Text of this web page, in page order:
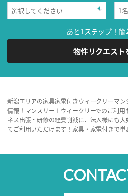
あと1ステップ！簡
物件リクエスト
新潟エリアの家具家電付きウィークリーマ
情報！マンスリー＋ウィークリーでのご利
ネス出張・研修の経費削減に、法人様にも
てご利用いただけます！家具・家電付きで単